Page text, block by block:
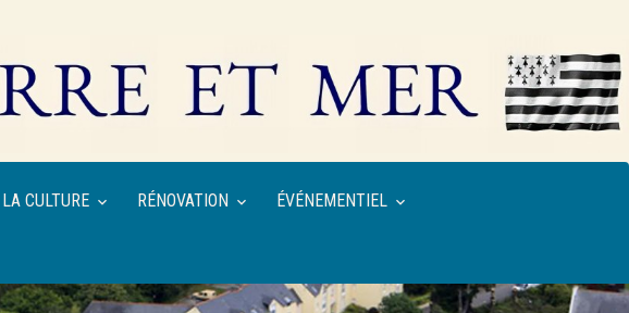
LA CULTURE RÉNOVATION ÉVÉNEMENTIEL